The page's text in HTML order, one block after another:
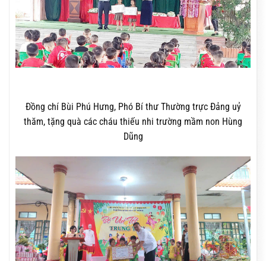
Đồng chí Bùi Phú Hưng, Phó Bí thư Thường trực Đảng uỷ
thăm, tặng quà các cháu thiếu nhi trường mầm non Hùng
Dũng